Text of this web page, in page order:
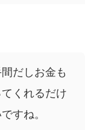
だしお金も
くれるだけ
すね。